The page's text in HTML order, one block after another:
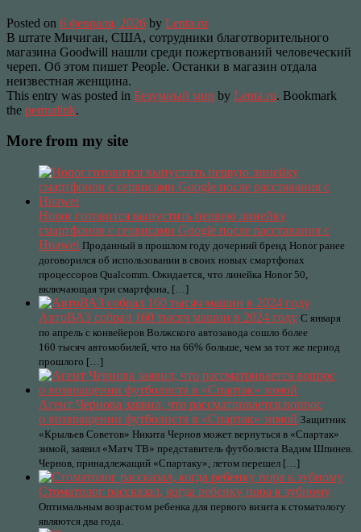
Posted on 6 февраля, 2026 by Lenta.ru
В штате Мичиган, США, сотрудники благотворительного
магазина Goodwill нашли среди пожертвований человеческий
череп. Об этом пишет People. Останки в магазин отдала
неизвестная женщина.
This entry was posted in Безумный мир by Lenta.ru. Bookmark
the permalink.
More from my site
Honor готовится выпустить первую линейку
смартфонов с сервисами Google после расставания с
Huawei Проданный в прошлом году дочерний бренд Honor ранее
договорился об использовании в своих новых смартфонах
процессоров Qualcomm. Ожидается, что линейка Honor 50,
включающая три смартфона, […]
АвтоВАЗ собрал 160 тысяч машин в 2024 году С января
по апрель с конвейеров Волжского автозавода сошло более
160 тысяч автомобилей, что на 66% больше, чем за тот же период
прошлого […]
Агент Чернова заявил, что рассматривается вопрос
о возвращении футболиста в «Спартак» зимой Защитник
«Крыльев Советов» Никита Чернов может вернуться в «Спартак»
зимой, заявил «Матч ТВ» представитель футболиста Вадим Шпинев.
Чернов, принадлежащий «Спартаку», летом перешел […]
Стоматолог рассказал, когда ребенку пора к зубному
Оптимальным возрастом ребенка для первого визита к стоматологу
являются два года.